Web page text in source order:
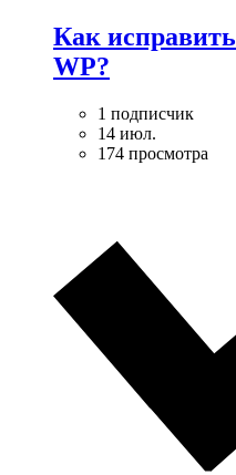
Как
WP?
1 подписчик
14 июл.
174 просмотра